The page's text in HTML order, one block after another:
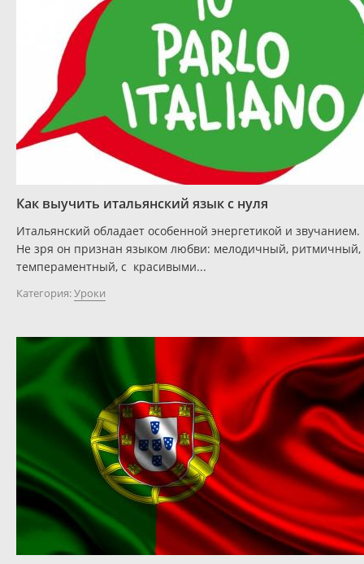
Как выучить итальянский язык с нуля
Итальянский обладает особенной энергетикой и звучанием.
Не зря он признан языком любви: мелодичный, ритмичный,
темпераментный, с красивыми...
Категория:Уроки